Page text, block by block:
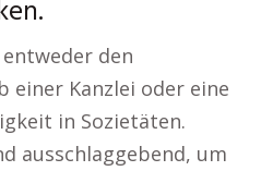
den
einer Kanzlei oder eine
in Sozietäten.
ausschlaggebend, um